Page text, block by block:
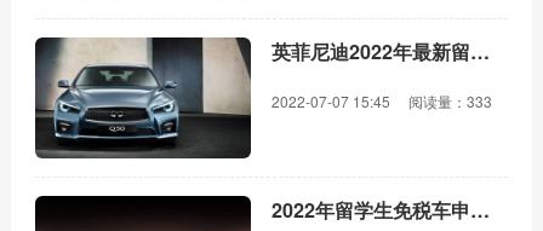
英菲尼迪2022年最新留学生免税价格
2022-07-07 15:45 阅读量：333
2022年留学生免税车申请条件